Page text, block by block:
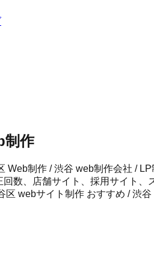
制作
制作 / 渋谷 web制作会社 /
数、店舗サイト、採用サイト
区 webサイト制作 おすすめ / 渋